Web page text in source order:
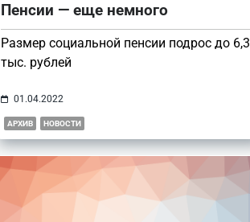
Пенсии — еще немного
Размер социальной пенсии подрос до 6,3
тыс. рублей
01.04.2022
АРХИВ НОВОСТИ